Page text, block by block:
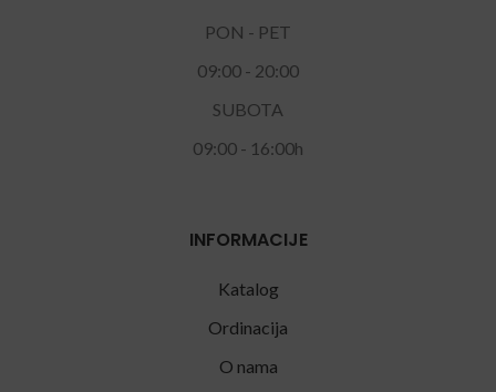
PON - PET
09:00 - 20:00
SUBOTA
09:00 - 16:00h
INFORMACIJE
Katalog
Ordinacija
O nama